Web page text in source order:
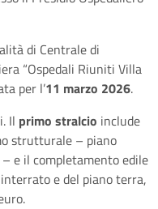
di Centrale di
“Ospedali Riuniti Villa
per l’11 marzo 2026.
Il primo stralcio include
strutturale – piano
e il completamento edile
e del piano terra,